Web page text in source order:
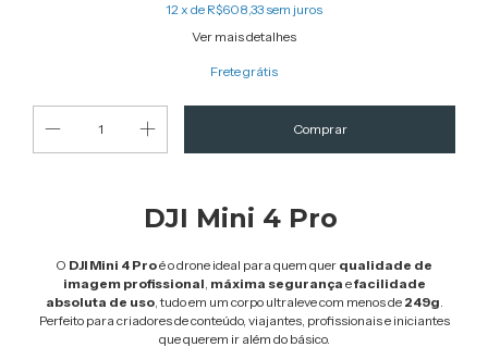
12x de R$608,33 sem juros
Ver mais detalhes
Frete grátis
DJI Mini 4 Pro
O DJI Mini 4 Proé o drone ideal para quem quer qualidade de
imagem profissional, máxima segurança efacilidade
absoluta de uso, tudo em um corpo ultraleve com menos de 249g.
Perfeito para criadores de conteúdo, viajantes, profissionais e iniciantes
que querem ir além do básico.